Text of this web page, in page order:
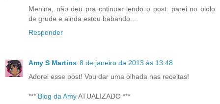
Menina, não deu pra cntinuar lendo o post: parei no blolo
de grude e ainda estou babando....
Responder
Amy S Martins 8 de janeiro de 2013 às 13:48
Adorei esse post! Vou dar uma olhada nas receitas!
*** Blog da AmyATUALIZADO ***